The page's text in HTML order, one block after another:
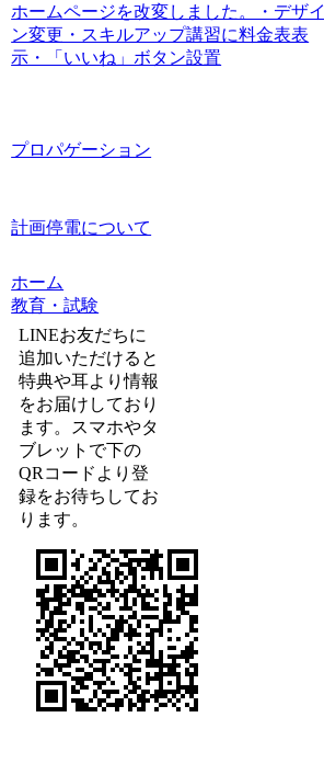
ホームページを改変しました。・デザイ
ン変更・スキルアップ講習に料金表表
示・「いいね」ボタン設置
プロパゲーション
計画停電について
ホーム
教育・試験
LINEお友だちに
追加いただけると
特典や耳より情報
をお届けしており
ます。スマホやタ
ブレットで下の
QRコードより登
録をお待ちしてお
ります。